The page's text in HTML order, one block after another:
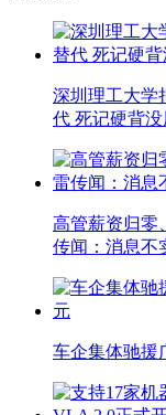
深圳理工大学
代 死记硬背没
高管薪资归零
传闻：消息不
车企集体驰援